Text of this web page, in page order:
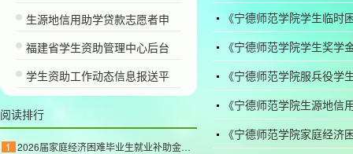
《宁德师范学院学生临时
《宁德师范学院学生奖
《宁德师范学院服兵役
《宁德师范学院生源地信
《宁德师范学院家庭经济
生源地信用助学贷款志愿者申
福建省学生资助管理中心后台
学生资助工作动态信息报送平
阅读排行
1 2026届家庭经济困难毕业生就业补助金公示